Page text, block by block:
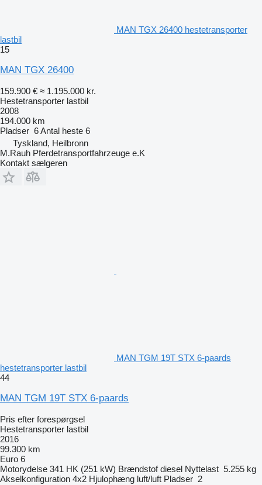
MAN TGX 26400 hestetransporter
lastbil
15
MAN TGX 26400
159.900 € ≈ 1.195.000 kr.
Hestetransporter lastbil
2008
194.000 km
Pladser 6Antal heste 6
Tyskland, Heilbronn
M.Rauh Pferdetransportfahrzeuge e.K
Kontakt sælgeren
MAN TGM 19T STX 6-paards
hestetransporter lastbil
44
MAN TGM 19T STX 6-paards
Pris efter forespørgsel
Hestetransporter lastbil
2016
99.300 km
Euro 6
Motorydelse 341 HK (251 kW) Brændstof diesel Nyttelast 5.255 kg
Akselkonfiguration 4x2 Hjulophæng luft/luft Pladser 2